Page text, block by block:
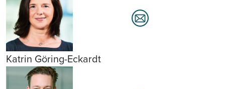
Katrin Göring-Eckardt